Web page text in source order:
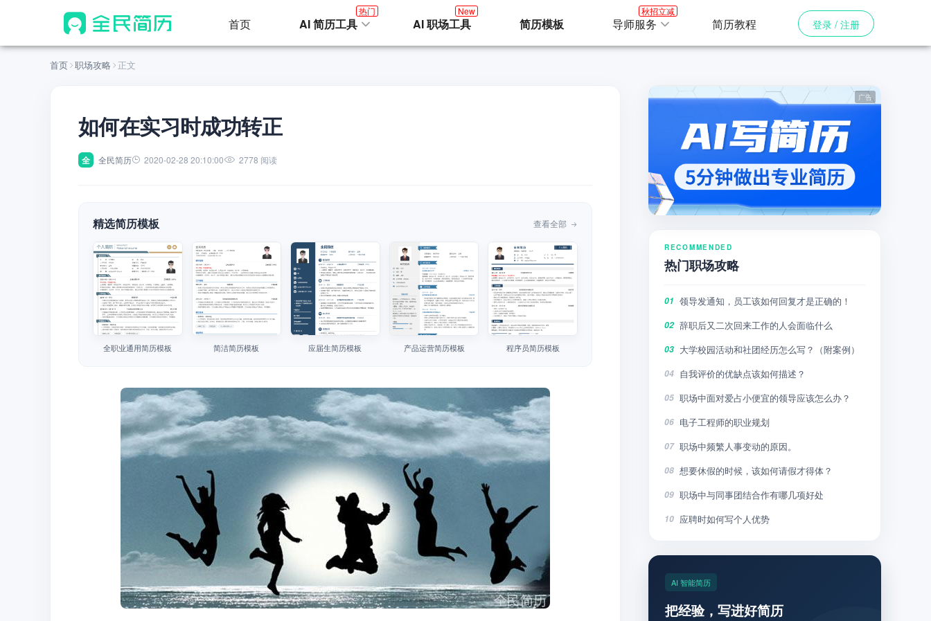
首页 AI 简历工具
热门
AI 职场工具
New
简历模板 导师服务
秋招立减
简历教程 登录 / 注册
首页 职场攻略 正文
如何在实习时成功转正
全 全民简历 2020-02-28 20:10:00 2778 阅读
精选简历模板 查看全部
全职业通用简历模板 简洁简历模板 应届生简历模板 产品运营简历模板 程序员简历模板
RECOMMENDED
热门职场攻略
01 领导发通知，员工该如何回复才是正确的！
02 辞职后又二次回来工作的人会面临什么
03 大学校园活动和社团经历怎么写？（附案例）
04 自我评价的优缺点该如何描述？
05 职场中面对爱占小便宜的领导应该怎么办？
06 电子工程师的职业规划
07 职场中频繁人事变动的原因。
08 想要休假的时候，该如何请假才得体？
09 职场中与同事团结合作有哪几项好处
10 应聘时如何写个人优势
AI 智能简历
把经验，写进好简历